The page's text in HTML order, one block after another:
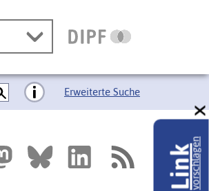
Erweiterte Suche
Linkvorschlagen